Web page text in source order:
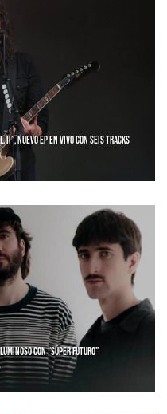
II”, NUEVO EP EN VIVO CON SEIS TRACKS
CON “SÚPER FUTURO”